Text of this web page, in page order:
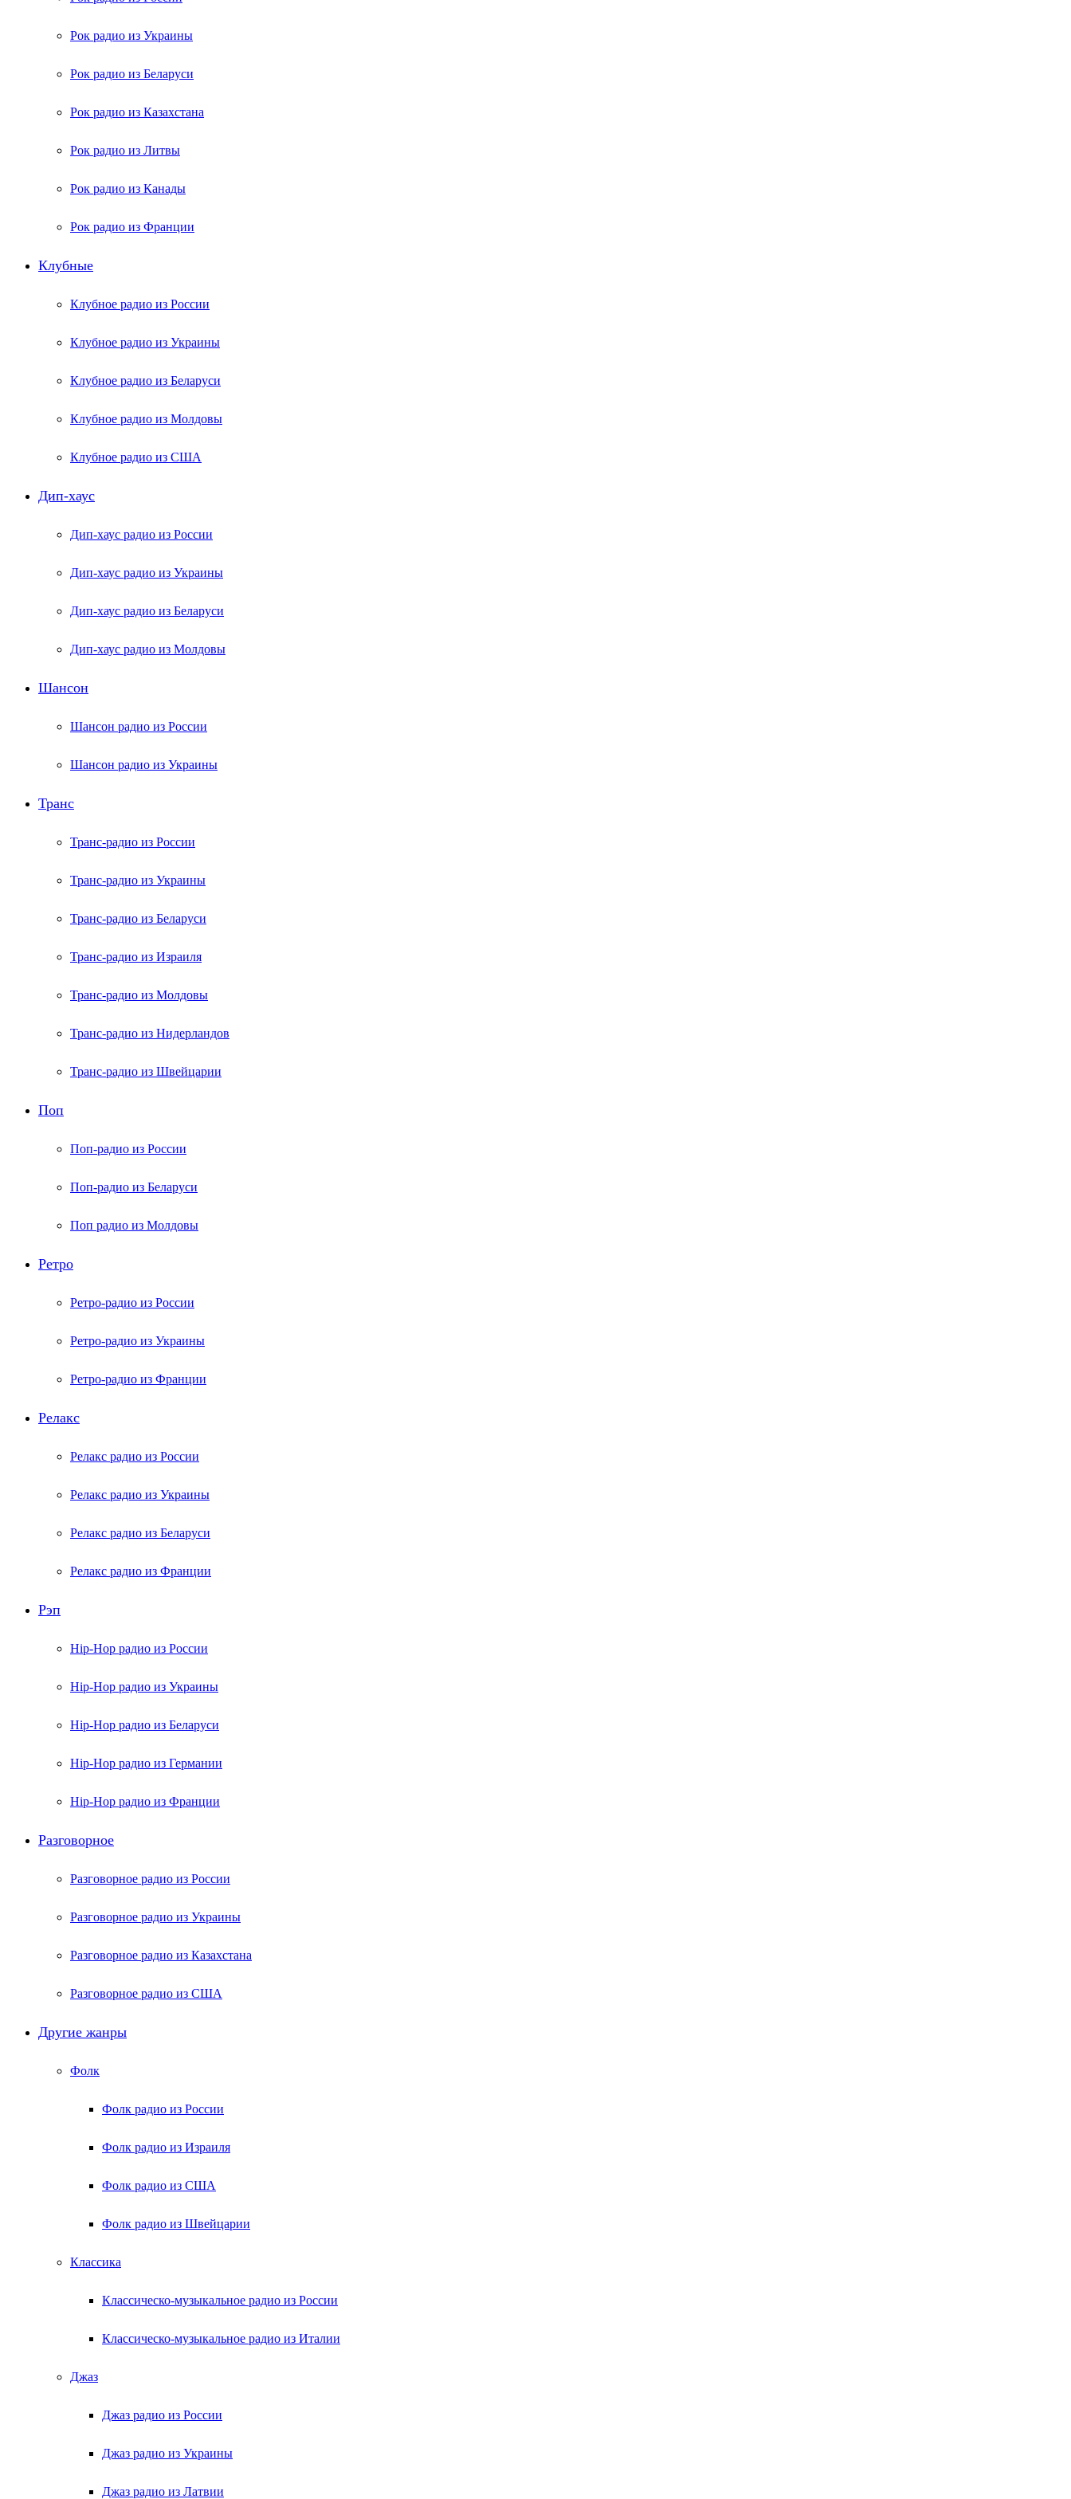
Рок радио из Украины
Рок радио из Беларуси
Рок радио из Казахстана
Рок радио из Литвы
Рок радио из Канады
Рок радио из Франции
Клубные
Клубное радио из России
Клубное радио из Украины
Клубное радио из Беларуси
Клубное радио из Молдовы
Клубное радио из США
Дип-хаус
Дип-хаус радио из России
Дип-хаус радио из Украины
Дип-хаус радио из Беларуси
Дип-хаус радио из Молдовы
Шансон
Шансон радио из России
Шансон радио из Украины
Транс
Транс-радио из России
Транс-радио из Украины
Транс-радио из Беларуси
Транс-радио из Израиля
Транс-радио из Молдовы
Транс-радио из Нидерландов
Транс-радио из Швейцарии
Поп
Поп-радио из России
Поп-радио из Беларуси
Поп радио из Молдовы
Ретро
Ретро-радио из России
Ретро-радио из Украины
Ретро-радио из Франции
Релакс
Релакс радио из России
Релакс радио из Украины
Релакс радио из Беларуси
Релакс радио из Франции
Рэп
Hip-Hop радио из России
Hip-Hop радио из Украины
Hip-Hop радио из Беларуси
Hip-Hop радио из Германии
Hip-Hop радио из Франции
Разговорное
Разговорное радио из России
Разговорное радио из Украины
Разговорное радио из Казахстана
Разговорное радио из США
Другие жанры
Фолк
Фолк радио из России
Фолк радио из Израиля
Фолк радио из США
Фолк радио из Швейцарии
Классика
Классическо-музыкальное радио из России
Классическо-музыкальное радио из Италии
Джаз
Джаз радио из России
Джаз радио из Украины
Джаз радио из Латвии